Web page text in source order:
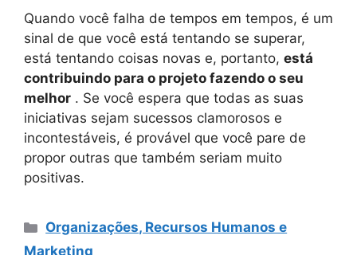
Quando você falha de tempos em tempos, é um
sinal de que você está tentando se superar,
está tentando coisas novas e, portanto, está
contribuindo para o projeto fazendo o seu
melhor . Se você espera que todas as suas
iniciativas sejam sucessos clamorosos e
incontestáveis, é provável que você pare de
propor outras que também seriam muito
positivas.
Categorias
Organizações, Recursos Humanos e
Marketing